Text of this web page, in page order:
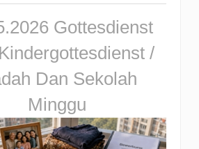
Gottesdienst
/
Dan Sekolah
Minggu